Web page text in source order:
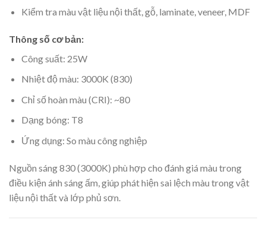
Kiểm tra màu vật liệu nội thất, gỗ, laminate, veneer, MDF
Thông số cơ bản:
Công suất: 25W
Nhiệt độ màu: 3000K (830)
Chỉ số hoàn màu (CRI): ~80
Dạng bóng: T8
Ứng dụng: So màu công nghiệp
Nguồn sáng 830 (3000K) phù hợp cho đánh giá màu trong
điều kiện ánh sáng ấm, giúp phát hiện sai lệch màu trong vật
liệu nội thất và lớp phủ sơn.